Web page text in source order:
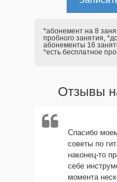
*абонемент на 8
пробного занятия,
абонементы 16
*есть бесплатное
Отзывы
Спасибо
советы по
наконец-то
себе
момента